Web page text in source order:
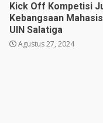
Kick Off Kompetisi
Kebangsaan
UIN Salatiga
Agustus 27, 2024